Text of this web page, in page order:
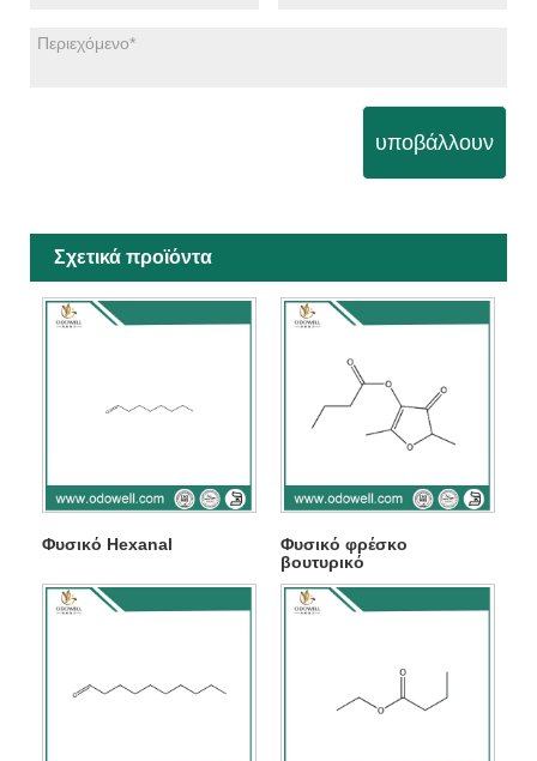
υποβάλλουν
Σχετικά προϊόντα
Φυσικό Hexanal
Φυσικό φρέσκο ​​
βουτυρικό